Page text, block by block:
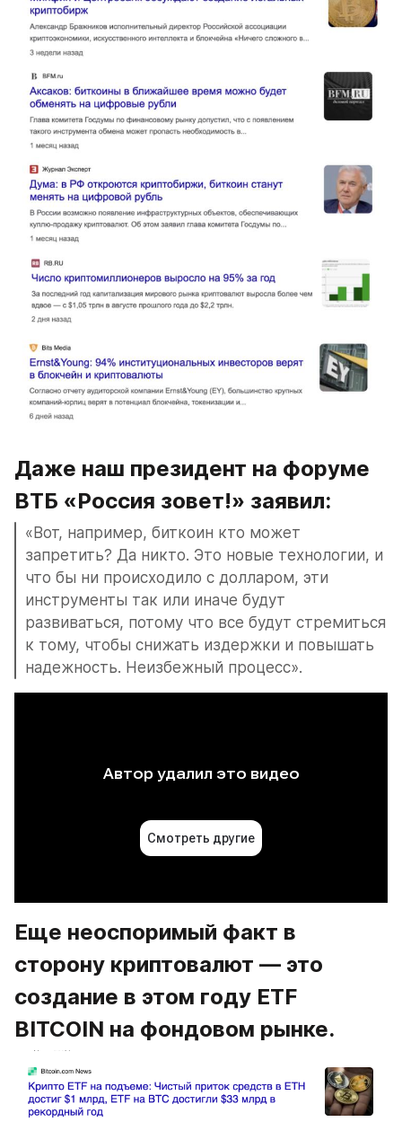
Даже наш президент на форуме
ВТБ «Россия зовет!» заявил:
«Вот, например, биткоин кто может
запретить? Да никто. Это новые технологии, и
что бы ни происходило с долларом, эти
инструменты так или иначе будут
развиваться, потому что все будут стремиться
к тому, чтобы снижать издержки и повышать
надежность. Неизбежный процесс».
Еще неоспоримый факт в
сторону криптовалют — это
создание в этом году ETF
BITCOIN на фондовом рынке.